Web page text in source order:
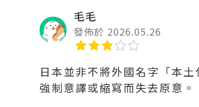
毛毛
發佈於 2026.05.26
日本並非不將外國名字「本
強制意譯或縮寫而失去原意。